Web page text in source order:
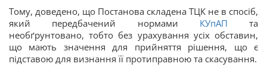
Тому, доведено, що Постанова складена ТЦК не в спосіб,
який передбачений нормами КУпАП та
необґрунтовано, тобто без урахування усіх обставин,
що мають значення для прийняття рішення, що є
підставою для визнання її протиправною та скасування.